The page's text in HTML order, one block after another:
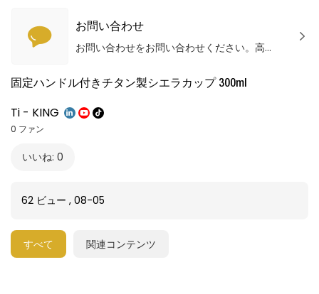
お問い合わせ
お問い合わせをお問い合わせください。高品質の製品とサービスを提供します！
固定ハンドル付きチタン製シエラカップ 300ml
Ti - KING
0 ファン
いいね: 0
62 ビュー , 08-05
すべて 関連コンテンツ